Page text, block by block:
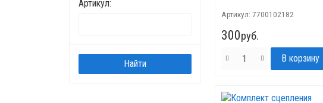
Артикул:
Артикул: 7700102182
300руб.